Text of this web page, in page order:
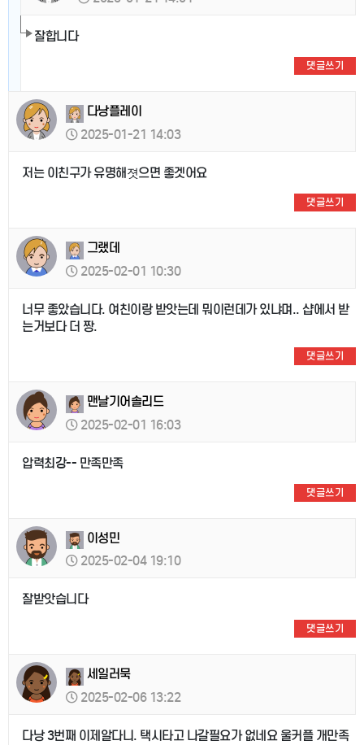
잘합니다
댓글쓰기
다낭플레이
2025-01-21 14:03
저는 이친구가 유명해졋으면 좋겟어요
댓글쓰기
그랬데
2025-02-01 10:30
너무 좋았습니다. 여친이랑 받앗는데 뭐이런데가 있냐며.. 샵에서 받
는거보다 더 짱.
댓글쓰기
맨날기어솔리드
2025-02-01 16:03
압력최강-- 만족만족
댓글쓰기
이성민
2025-02-04 19:10
잘받앗습니다
댓글쓰기
세일러묵
2025-02-06 13:22
다낭 3번째 이제알다니. 택시타고 나갈필요가 없네요 울커플 개만족